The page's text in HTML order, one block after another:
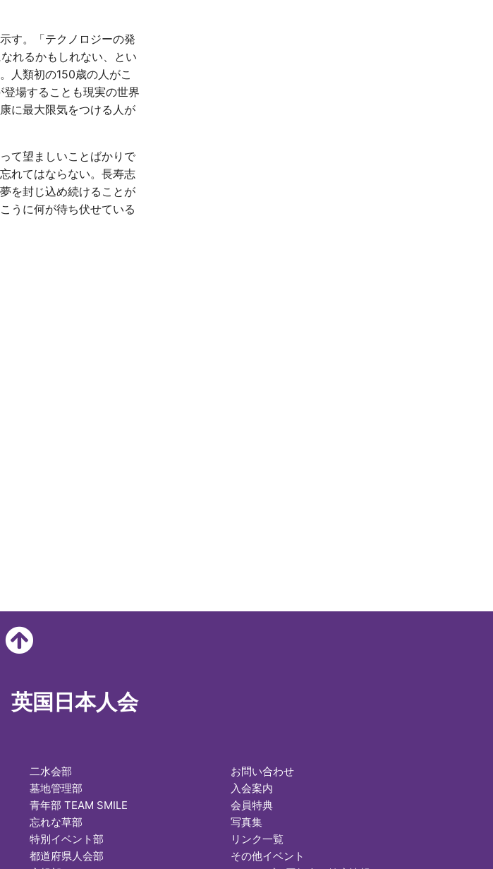
す。「テクノロジーの発
れるかもしれない、とい
人類初の150歳の人がこ
場することも現実の世界
に最大限気をつける人が
て望ましいことばかりで
れてはならない。長寿志
を封じ込め続けることが
うに何が待ち伏せている
英国日本人会
二水会部
墓地管理部
青年部 TEAM SMILE
忘れな草部
特別イベント部
都道府県人会部
お問い合わせ
入会案内
会員特典
写真集
リンク一覧
その他イベント